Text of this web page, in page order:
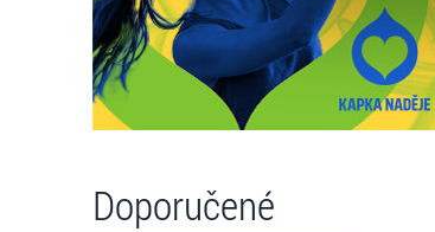
Jaké typy
můžete kdykoliv
Doporučené